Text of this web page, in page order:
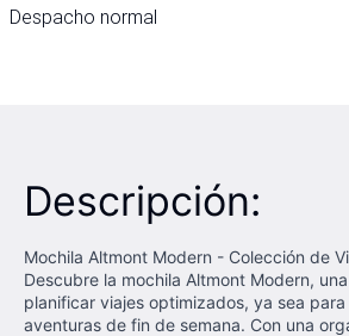
Despacho normal
Descripción:
Mochila Altmont Modern - Colección de
Descubre la mochila Altmont Modern,
planificar viajes optimizados, ya sea
aventuras de fin de semana. Con una